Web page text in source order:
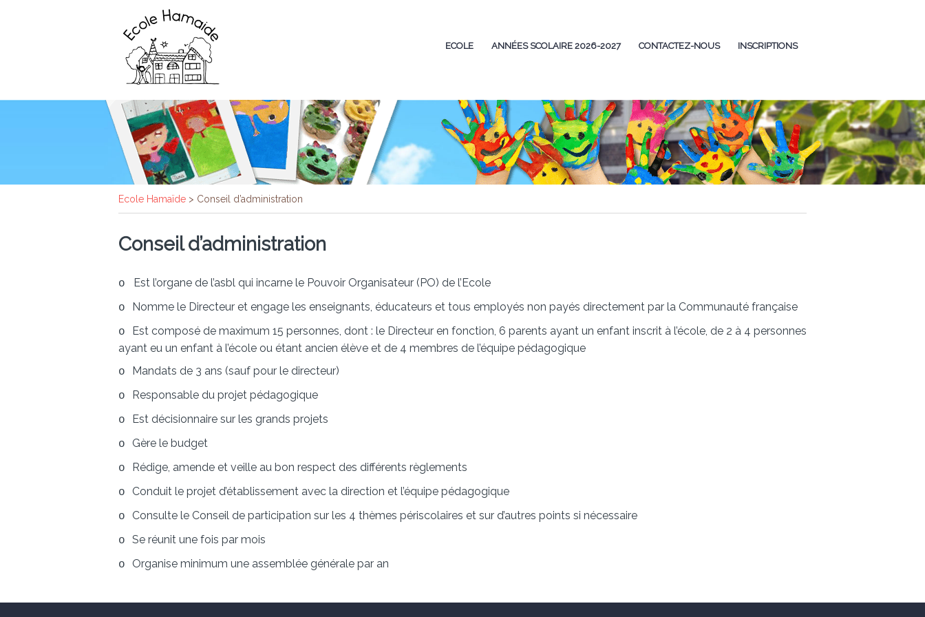
ECOLE ANNÉES SCOLAIRE 2026-2027 CONTACTEZ-NOUS INSCRIPTIONS
Ecole Hamaïde > Conseil d’administration
Conseil d’administration
o Est l’organe de l’asbl qui incarne le Pouvoir Organisateur (PO) de l’Ecole
o Nomme le Directeur et engage les enseignants, éducateurs et tous employés non payés directement par la Communauté française
o Est composé de maximum 15 personnes, dont : le Directeur en fonction, 6 parents ayant un enfant inscrit à l’école, de 2 à 4 personnes
ayant eu un enfant à l’école ou étant ancien élève et de 4 membres de l’équipe pédagogique
o Mandats de 3 ans (sauf pour le directeur)
o Responsable du projet pédagogique
o Est décisionnaire sur les grands projets
o Gère le budget
o Rédige, amende et veille au bon respect des différents règlements
o Conduit le projet d’établissement avec la direction et l’équipe pédagogique
o Consulte le Conseil de participation sur les 4 thèmes périscolaires et sur d’autres points si nécessaire
o Se réunit une fois par mois
o Organise minimum une assemblée générale par an